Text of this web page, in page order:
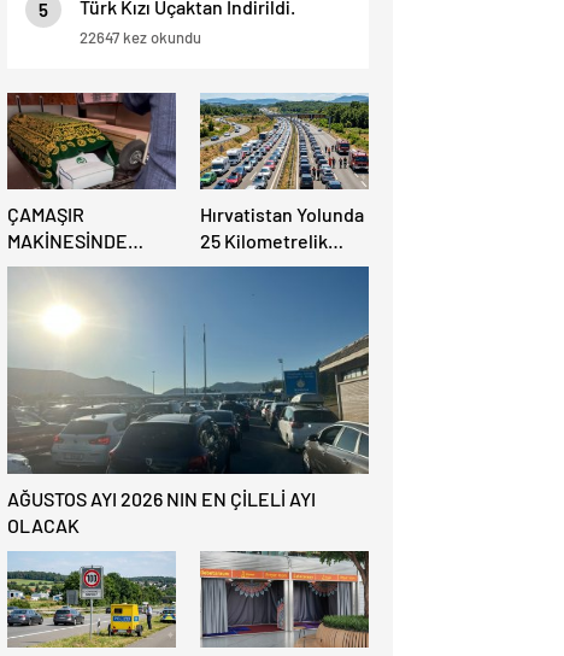
5
Türk Kızı Uçaktan İndirildi.
Detaylar Haberde.
22647 kez okundu
ÇAMAŞIR
MAKİNESİNDE
BULUNAN BEBEK
CENAZESİ ŞOK ETTİ
Hırvatistan Yolunda
25 Kilometrelik
Trafik Kuyruğu
AĞUSTOS AYI 2026 NIN EN ÇİLELİ AYI
OLACAK